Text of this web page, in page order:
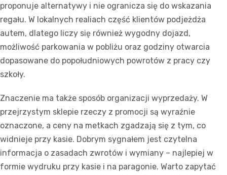
proponuje alternatywy i nie ogranicza się do wskazania
regału. W lokalnych realiach część klientów podjeżdża
autem, dlatego liczy się również wygodny dojazd,
możliwość parkowania w pobliżu oraz godziny otwarcia
dopasowane do popołudniowych powrotów z pracy czy
szkoły.
Znaczenie ma także sposób organizacji wyprzedaży. W
przejrzystym sklepie rzeczy z promocji są wyraźnie
oznaczone, a ceny na metkach zgadzają się z tym, co
widnieje przy kasie. Dobrym sygnałem jest czytelna
informacja o zasadach zwrotów i wymiany – najlepiej w
formie wydruku przy kasie i na paragonie. Warto zapytać